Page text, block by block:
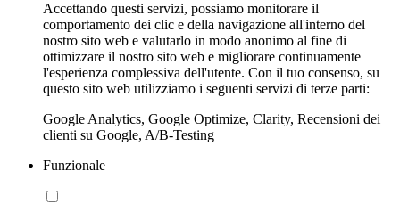
Accettando questi servizi, possiamo monitorare il
comportamento dei clic e della navigazione all'interno del
nostro sito web e valutarlo in modo anonimo al fine di
ottimizzare il nostro sito web e migliorare continuamente
l'esperienza complessiva dell'utente. Con il tuo consenso, su
questo sito web utilizziamo i seguenti servizi di terze parti:
Google Analytics, Google Optimize, Clarity, Recensioni dei
clienti su Google, A/B-Testing
Funzionale